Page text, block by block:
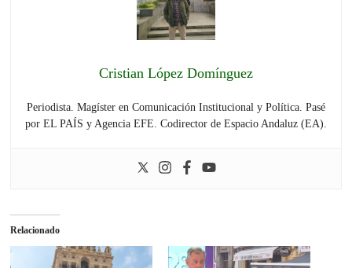
Cristian López Domínguez
Periodista. Magíster en Comunicación Institucional y Política. Pasé
por EL PAÍS y Agencia EFE. Codirector de Espacio Andaluz (EA).
Relacionado